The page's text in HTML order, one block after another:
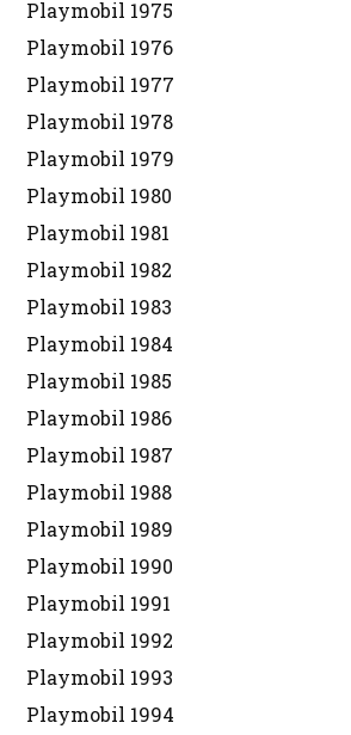
Playmobil 1975
Playmobil 1976
Playmobil 1977
Playmobil 1978
Playmobil 1979
Playmobil 1980
Playmobil 1981
Playmobil 1982
Playmobil 1983
Playmobil 1984
Playmobil 1985
Playmobil 1986
Playmobil 1987
Playmobil 1988
Playmobil 1989
Playmobil 1990
Playmobil 1991
Playmobil 1992
Playmobil 1993
Playmobil 1994